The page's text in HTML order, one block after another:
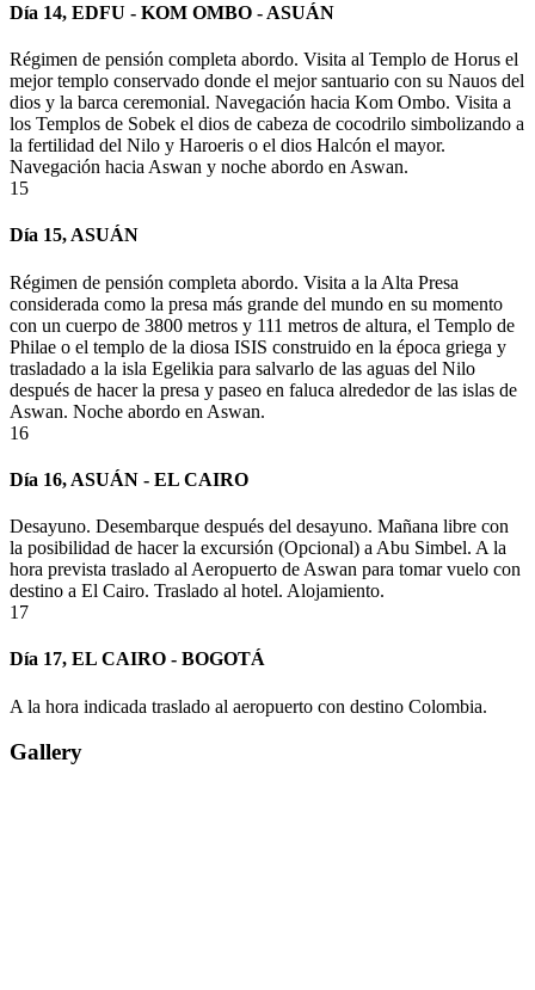
Día 14, EDFU - KOM OMBO - ASUÁN
Régimen de pensión completa abordo. Visita al Templo de Horus el
mejor templo conservado donde el mejor santuario con su Nauos del
dios y la barca ceremonial. Navegación hacia Kom Ombo. Visita a
los Templos de Sobek el dios de cabeza de cocodrilo simbolizando a
la fertilidad del Nilo y Haroeris o el dios Halcón el mayor.
Navegación hacia Aswan y noche abordo en Aswan.
15
Día 15, ASUÁN
Régimen de pensión completa abordo. Visita a la Alta Presa
considerada como la presa más grande del mundo en su momento
con un cuerpo de 3800 metros y 111 metros de altura, el Templo de
Philae o el templo de la diosa ISIS construido en la época griega y
trasladado a la isla Egelikia para salvarlo de las aguas del Nilo
después de hacer la presa y paseo en faluca alrededor de las islas de
Aswan. Noche abordo en Aswan.
16
Día 16, ASUÁN - EL CAIRO
Desayuno. Desembarque después del desayuno. Mañana libre con
la posibilidad de hacer la excursión (Opcional) a Abu Simbel. A la
hora prevista traslado al Aeropuerto de Aswan para tomar vuelo con
destino a El Cairo. Traslado al hotel. Alojamiento.
17
Día 17, EL CAIRO - BOGOTÁ
A la hora indicada traslado al aeropuerto con destino Colombia.
Gallery